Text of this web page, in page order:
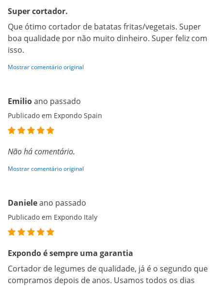
Super cortador.
Que ótimo cortador de batatas fritas/vegetais. Super
boa qualidade por não muito dinheiro. Super feliz com
isso.
Mostrar comentário original
Emilioano passado
Publicado em Expondo Spain
Não há comentário.
Mostrar comentário original
Danieleano passado
Publicado em Expondo Italy
Expondo é sempre uma garantia
Cortador de legumes de qualidade, já é o segundo que
compramos depois de anos. Usamos todos os dias